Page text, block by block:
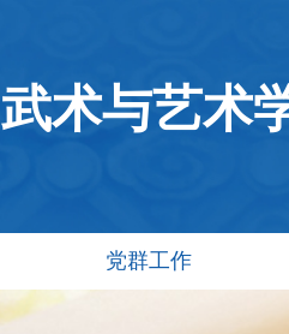
武术与艺术
党群工作